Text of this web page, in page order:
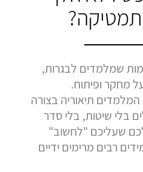
שמלמדים לבגרות,
מחקר ופיתוח.
תיאוריה בצורה
בלי שיטות, בלי סדר
לכם שעליכם "לחשוב"
רבים מרימים ידיים